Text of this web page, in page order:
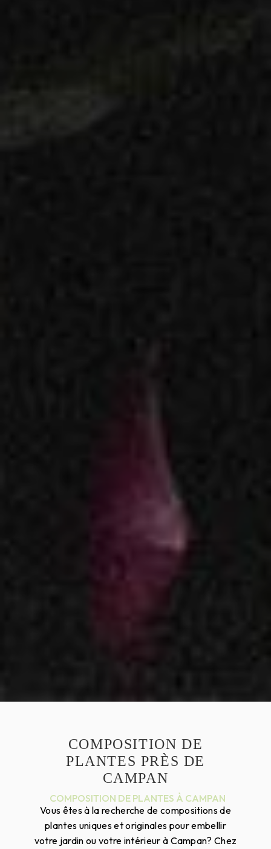
COMPOSITION DE
PLANTES PRÈS DE
CAMPAN
COMPOSITION DE PLANTES À CAMPAN
Vous êtes à la recherche de compositions de
plantes uniques et originales pour embellir
votre jardin ou votre intérieur à Campan? Chez